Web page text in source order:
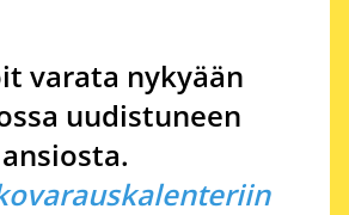
varata nykyään
uudistuneen